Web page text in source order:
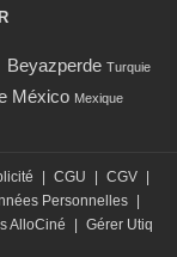
Beyazperde Turquie
México Mexique
| CGU | CGV |
Personnelles |
AlloCiné | Gérer Utiq